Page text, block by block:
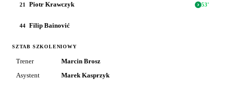
21 Piotr Krawczyk 53'
44 Filip Bainović
SZTAB SZKOLENIOWY
Trener
Marcin Brosz
Asystent
Marek Kasprzyk